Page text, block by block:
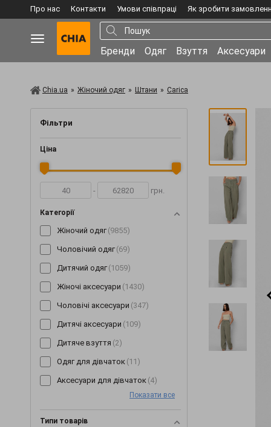
Про нас Контакти Умови співпраці Як зробити
Бренди Одяг Взуття Аксесуари
Chia.ua » Жіночий одяг » Штани » Carica
Фільтри
Ціна
- грн.
Категорії
Жіночий одяг (9855)
Чоловічий одяг (69)
Дитячий одяг (1059)
Жіночі аксесуари (1430)
Чоловічі аксесуари (347)
Дитячі аксесуари (109)
Дитяче взуття (2)
Одяг для дівчаток (11)
Аксесуари для дівчаток (4)
Показати все
Типи товарів